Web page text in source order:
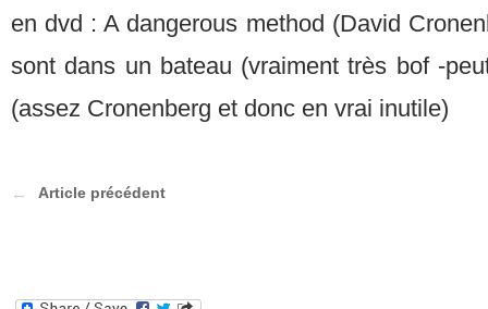
en dvd : A dangerous method (David
sont dans un bateau (vraiment très bof -
(assez Cronenberg et donc en vrai inutile)
Article précédent